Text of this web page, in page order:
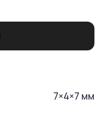
7×4×7 мм